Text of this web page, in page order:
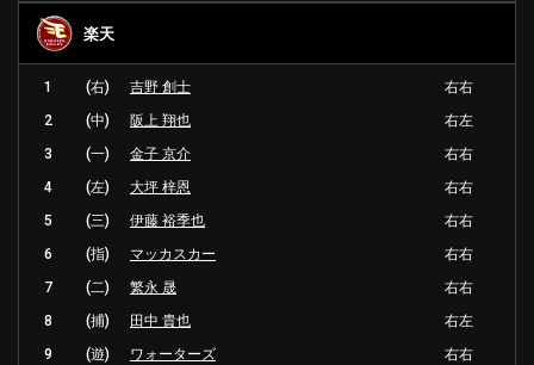
楽天
1 (右) 吉野 創士
右右
2
(中) 阪上 翔也
右左
3
(一) 金子 京介
右右
4
(左) 大坪 梓恩
右右
5
(三) 伊藤 裕季也
右右
6
(指) マッカスカー
右右
7
(二) 繁永 晟
右右
8
(捕) 田中 貴也
右左
9
(遊) ワォーターズ
右右